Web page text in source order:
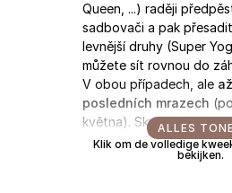
Queen, ...) raději
sadbovači a pak
levnější druhy (Super
můžete sít rovnou do
V obou případech, ale
posledních mrazech
května). Skutečně
riziko mrazů a zároveň
Nízké teploty cínie jen
ALLES
Klik om de volledige
bekijken.